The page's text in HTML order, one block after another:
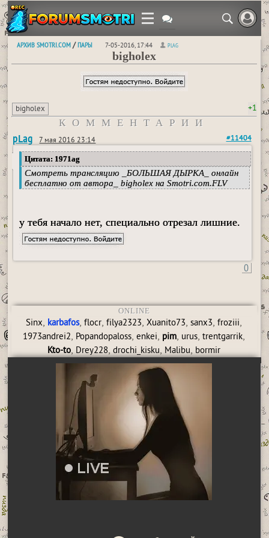
АРХИВ SMOTRI.COM /ПАРЫ 7-05-2016, 17:44 PLAG
bigholex
bigholex +1
КОММЕНТАРИИ
pLag 7 мая 2016 23:14 #11404
Цитата: 1971ag
Смотреть трансляцию _БОЛЬШАЯ ДЫРКА_ онлайн
бесплатно от автора_ bigholex на Smotri.com.FLV
у тебя начало нет, специально отрезал лишние.
0
ONLINE
Sinx, karbafos,flocr,filya2323,Xuanito73,sanx3,froziii,
1973andrei2, Popandopaloss,enkei, pim, urus,trentgarrik,
Kto-to, Drey228,drochi_kisku, Malibu, bormir